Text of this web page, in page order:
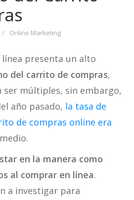
Online Marketing
presenta un alto
del carrito de compras,
ser múltiples, sin embargo,
año pasado, la tasa de
de compras online era
en la manera como
al comprar en línea.
a investigar para